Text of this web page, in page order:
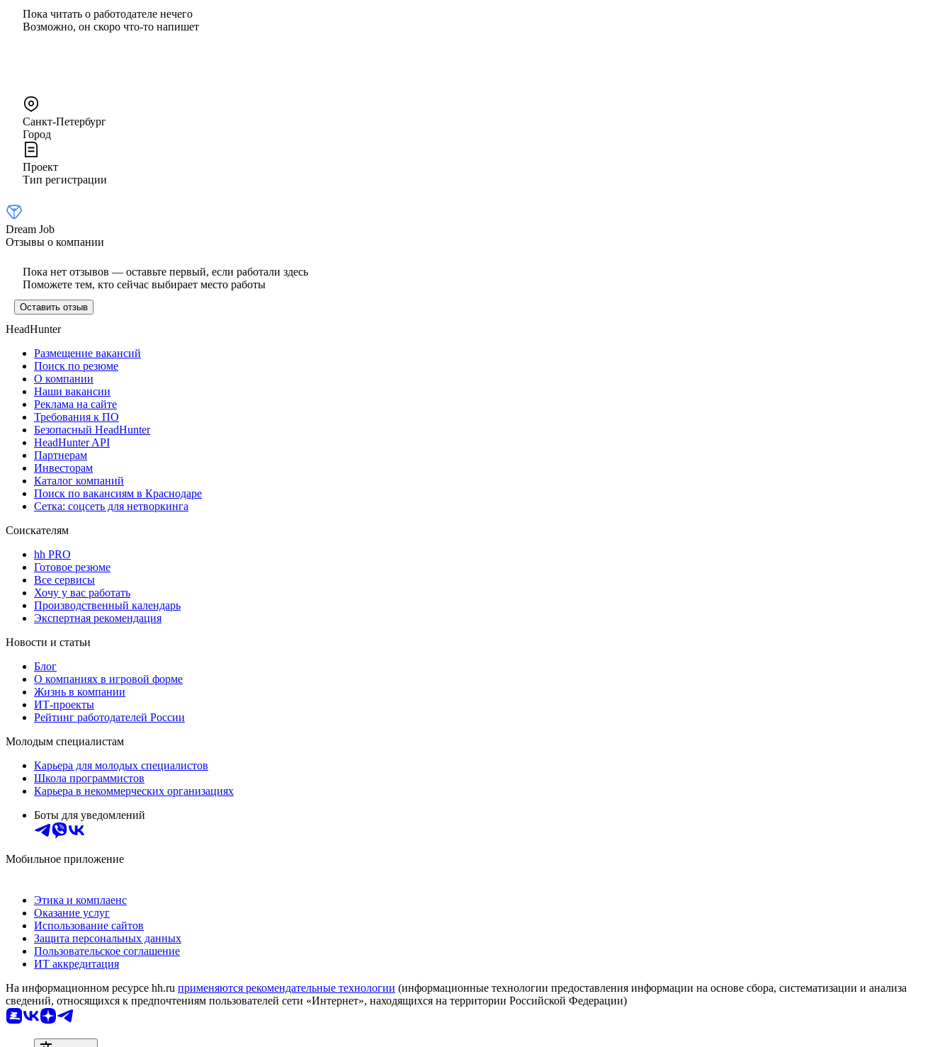
Пока читать о работодателе нечего
Возможно, он скоро что‑то напишет
Санкт-Петербург
Город
Проект
Тип регистрации
Dream Job
Отзывы о компании
Пока нет отзывов — оставьте первый, если работали здесь
Поможете тем, кто сейчас выбирает место работы
Оставить отзыв
HeadHunter
Размещение вакансий
Поиск по резюме
О компании
Наши вакансии
Реклама на сайте
Требования к ПО
Безопасный HeadHunter
HeadHunter API
Партнерам
Инвесторам
Каталог компаний
Поиск по вакансиям в Краснодаре
Сетка: соцсеть для нетворкинга
Соискателям
hh PRO
Готовое резюме
Все сервисы
Хочу у вас работать
Производственный календарь
Экспертная рекомендация
Новости и статьи
Блог
О компаниях в игровой форме
Жизнь в компании
ИТ-проекты
Рейтинг работодателей России
Молодым специалистам
Карьера для молодых специалистов
Школа программистов
Карьера в некоммерческих организациях
Боты для уведомлений
Мобильное приложение
Этика и комплаенс
Оказание услуг
Использование сайтов
Защита персональных данных
Пользовательское соглашение
ИТ аккредитация
На информационном ресурсе hh.ru применяются рекомендательные технологии (информационные технологии предоставления информации на основе сбора, систематизации и анализа
сведений, относящихся к предпочтениям пользователей сети «Интернет», находящихся на территории Российской Федерации)